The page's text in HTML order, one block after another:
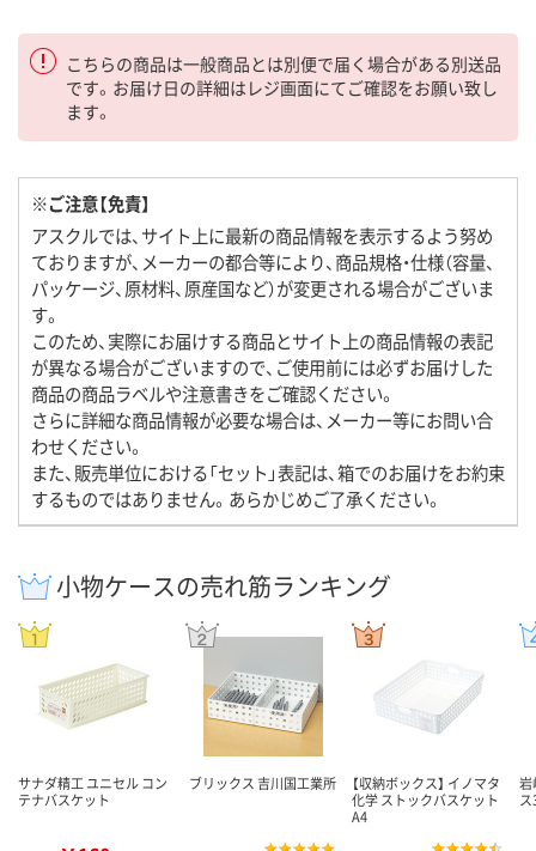
こちらの商品は一般商品とは別便で届く場合がある別送品
です。お届け日の詳細はレジ画面にてご確認をお願い致し
ます。
※ご注意【免責】
アスクルでは、サイト上に最新の商品情報を表示するよう努め
ておりますが、メーカーの都合等により、商品規格・仕様（容量、
パッケージ、原材料、原産国など）が変更される場合がございま
す。
このため、実際にお届けする商品とサイト上の商品情報の表記
が異なる場合がございますので、ご使用前には必ずお届けした
商品の商品ラベルや注意書きをご確認ください。
さらに詳細な商品情報が必要な場合は、メーカー等にお問い合
わせください。
また、販売単位における「セット」表記は、箱でのお届けをお約束
するものではありません。あらかじめご了承ください。
小物ケースの売れ筋ランキング
サナダ精工 ユニセル コン
テナバスケット
ブリックス 吉川国工業所
【収納ボックス】 イノマタ
化学 ストックバスケット
A4